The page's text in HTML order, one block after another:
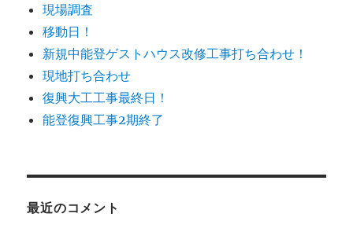
現場調査
移動日！
新規中能登ゲストハウス改修工事打ち合わせ！
現地打ち合わせ
復興大工工事最終日！
能登復興工事2期終了
最近のコメント